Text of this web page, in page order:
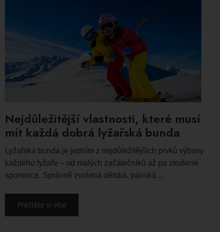
Nejdůležitější vlastnosti, které musí
mít každá dobrá lyžařská bunda
Lyžařská bunda je jedním z nejdůležitějších prvků výbavy
každého lyžaře – od malých začátečníků až po zkušené
sportovce. Správně zvolená dětská, pánská ...
Přečtěte si více